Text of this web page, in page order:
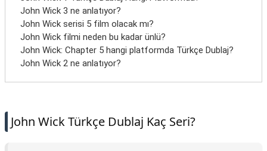
John Wick 3 ne anlatıyor?
John Wick serisi 5 film olacak mı?
John Wick filmi neden bu kadar ünlü?
John Wick: Chapter 5 hangi platformda Türkçe Dublaj?
John Wick 2 ne anlatıyor?
John Wick Türkçe Dublaj Kaç Seri?